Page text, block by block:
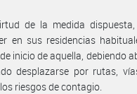
de la medida
en sus residencias
inicio de aquella, debiendo
desplazarse por rutas,
riesgos de contagio.